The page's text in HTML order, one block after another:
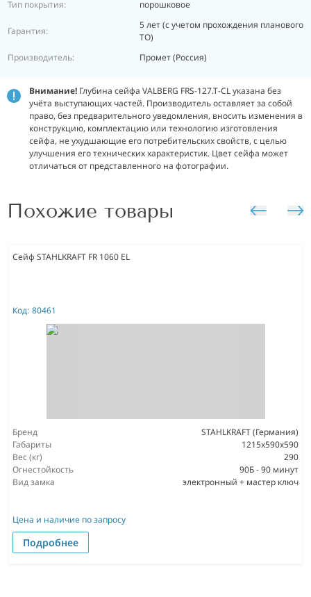
Тип покрытия:
порошковое
Гарантия:
5 лет (с учетом прохождения планового
ТО)
Производитель:
Промет (Россия)
Внимание! Глубина сейфа VALBERG FRS-127.T-CL указана без
учёта выступающих частей. Производитель оставляет за собой
право, без предварительного уведомления, вносить изменения в
конструкцию, комплектацию или технологию изготовления
сейфа, не ухудшающие его потребительских свойств, с целью
улучшения его технических характеристик. Цвет сейфа может
отличаться от представленного на фотографии.
Похожие товары
Сейф STAHLKRAFT FR 1060 EL
Код: 80461
Бренд
STAHLKRAFT (Германия)
Габариты
1215x590x590
Вес (кг)
290
Огнестойкость
90Б - 90 минут
Вид замка
электронный + мастер ключ
Цена и наличие по запросу
Подробнее